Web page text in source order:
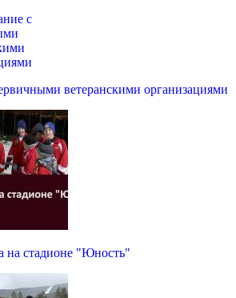
ветеранскими организациями
на стадионе "Юность"